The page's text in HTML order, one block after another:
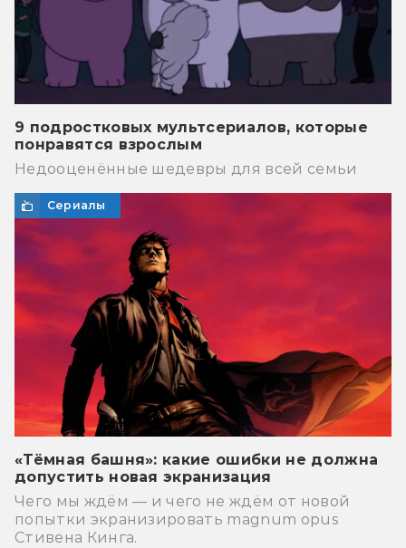
9 подростковых мультсериалов, которые
понравятся взрослым
Недооценённые шедевры для всей семьи
Сериалы
«Тёмная башня»: какие ошибки не должна
допустить новая экранизация
Чего мы ждём — и чего не ждём от новой
попытки экранизировать magnum opus
Стивена Кинга.